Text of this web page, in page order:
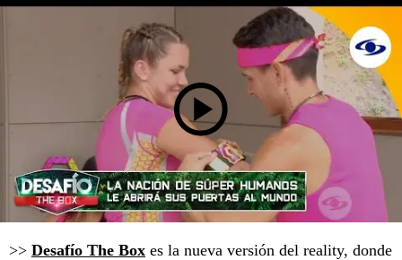
>> Desafío The Box es la nueva versión del reality, donde